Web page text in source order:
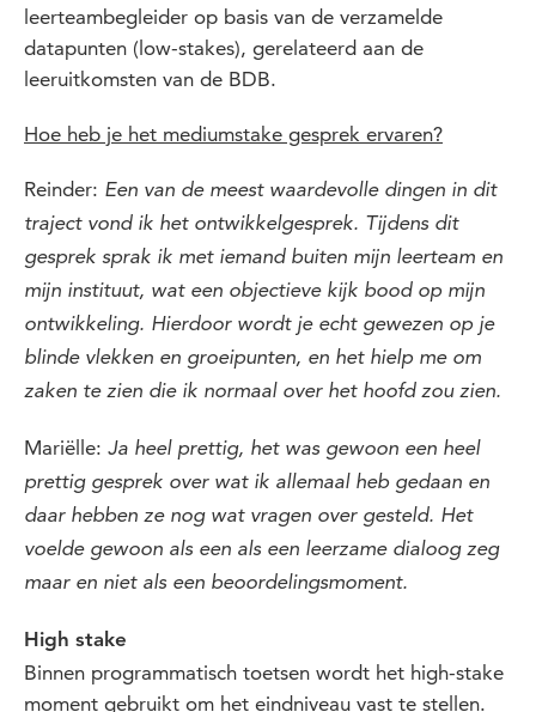
leerteambegleider op basis van de verzamelde
datapunten (low-stakes), gerelateerd aan de
leeruitkomsten van de BDB.
Hoe heb je het mediumstake gesprek ervaren?
Reinder: Een van de meest waardevolle dingen in dit
traject vond ik het ontwikkelgesprek. Tijdens dit
gesprek sprak ik met iemand buiten mijn leerteam en
mijn instituut, wat een objectieve kijk bood op mijn
ontwikkeling. Hierdoor wordt je echt gewezen op je
blinde vlekken en groeipunten, en het hielp me om
zaken te zien die ik normaal over het hoofd zou zien.
Mariëlle: Ja heel prettig, het was gewoon een heel
prettig gesprek over wat ik allemaal heb gedaan en
daar hebben ze nog wat vragen over gesteld. Het
voelde gewoon als een als een leerzame dialoog zeg
maar en niet als een beoordelingsmoment.
High stake
Binnen programmatisch toetsen wordt het high-stake
moment gebruikt om het eindniveau vast te stellen.